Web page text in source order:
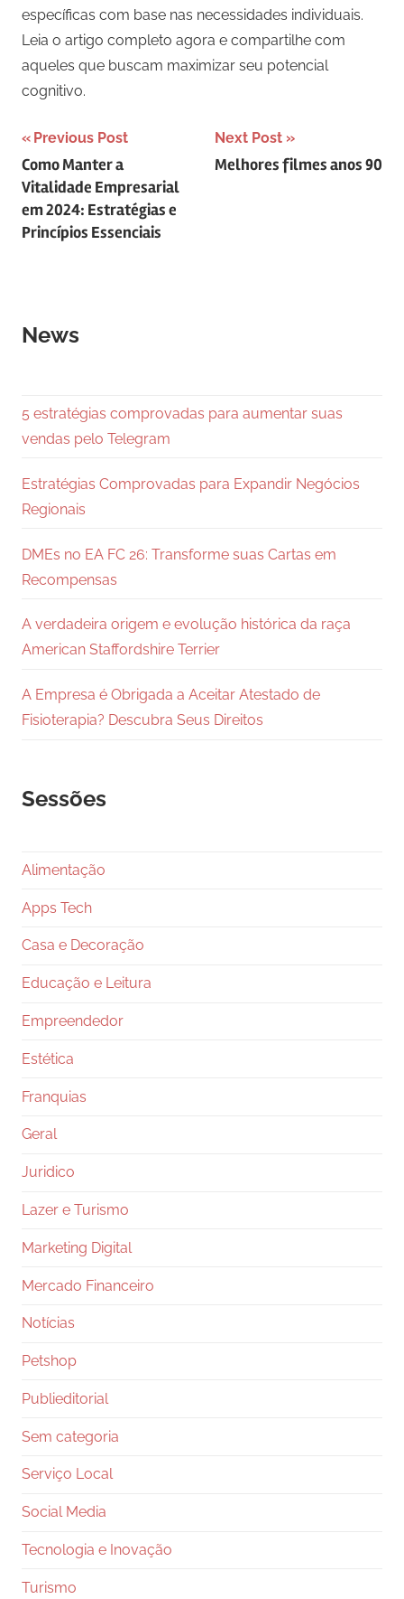
específicas com base nas necessidades individuais.
Leia o artigo completo agora e compartilhe com
aqueles que buscam maximizar seu potencial
cognitivo.
Navegação
de
Post
Previous Post
Como Manter a
Vitalidade Empresarial
em 2024: Estratégias e
Princípios Essenciais
Next Post
Melhores filmes anos 90
News
5 estratégias comprovadas para aumentar suas
vendas pelo Telegram
Estratégias Comprovadas para Expandir Negócios
Regionais
DMEs no EA FC 26: Transforme suas Cartas em
Recompensas
A verdadeira origem e evolução histórica da raça
American Staffordshire Terrier
A Empresa é Obrigada a Aceitar Atestado de
Fisioterapia? Descubra Seus Direitos
Sessões
Alimentação
Apps Tech
Casa e Decoração
Educação e Leitura
Empreendedor
Estética
Franquias
Geral
Juridico
Lazer e Turismo
Marketing Digital
Mercado Financeiro
Notícias
Petshop
Publieditorial
Sem categoria
Serviço Local
Social Media
Tecnologia e Inovação
Turismo